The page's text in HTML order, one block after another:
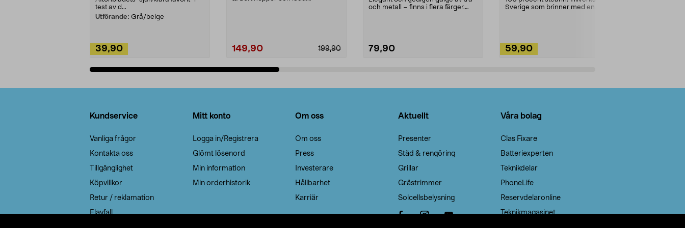
test av d...
Utförande: Grå/beige
39,90 199,90
149,90
och metall – finns i flera färger.
79,90
Sverige som brinner med en
59,90
Kundservice
Vanliga frågor
Kontakta oss
Tillgänglighet
Köpvillkor
Retur / reklamation
Elavfall
Mitt konto
Logga in/Registrera
Glömt lösenord
Min information
Min orderhistorik
Om oss
Om oss
Press
Investerare
Hållbarhet
Karriär
Aktuellt
Presenter
Städ & rengöring
Grillar
Grästrimmer
Solcellsbelysning
Våra bolag
Clas Fixare
Batteriexperten
Teknikdelar
PhoneLife
Reservdelaronline
Teknikmagasinet